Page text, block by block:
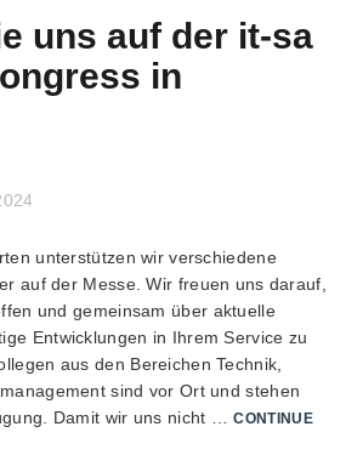
uns auf der it-sa
in
unterstützen wir verschiedene
auf der Messe. Wir freuen uns darauf,
und gemeinsam über aktuelle
Entwicklungen in Ihrem Service zu
aus den Bereichen Technik,
sind vor Ort und stehen
Damit wir uns nicht …CONTINUE